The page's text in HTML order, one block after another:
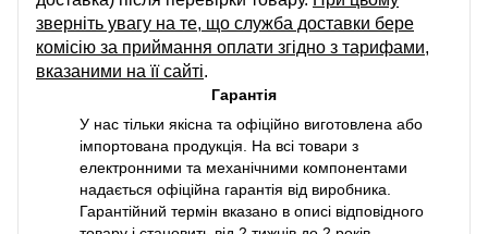
зверніть увагу на те, що служба доставки бере
комісію за приймання оплати згідно з тарифами,
вказаними на її сайті.
Гарантія
У нас тільки якісна та офіційно виготовлена або
імпортована продукція. На всі товари з
електронними та механічними компонентами
надається офіційна гарантія від виробника.
Гарантійний термін вказано в описі відповідного